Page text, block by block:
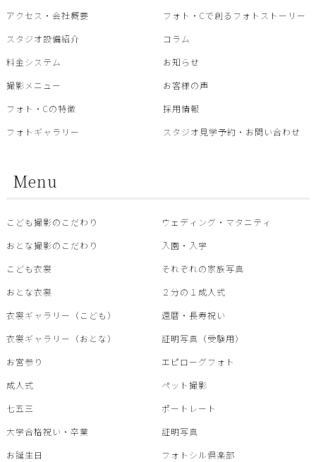
アクセス・会社概要
スタジオ設備紹介
料金システム
撮影メニュー
フォト・Cの特徴
フォトギャラリー
フォト・Cで創るフォトストーリー
コラム
お知らせ
お客様の声
採用情報
スタジオ見学予約・お問い合わせ
Menu
こども撮影のこだわり
おとな撮影のこだわり
こども衣裳
おとな衣裳
衣裳ギャラリー（こども）
衣裳ギャラリー（おとな）
お宮参り
成人式
七五三
大学合格祝い・卒業
お誕生日
ウェディング・マタニティ
入園・入学
それぞれの家族写真
２分の１成人式
還暦・⾧寿祝い
証明写真（受験用）
エピローグフォト
ペット撮影
ポートレート
証明写真
フォトシル倶楽部